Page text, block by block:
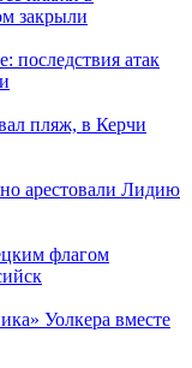
закрыли
последствия атак
пляж, в Керчи
арестовали Лидию
флагом
Уолкера вместе